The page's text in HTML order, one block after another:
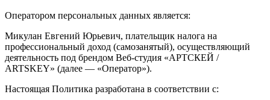
Оператором персональных данных является:
Микулан Евгений Юрьевич, плательщик налога на
профессиональный доход (самозанятый), осуществляющий
деятельность под брендом Веб-студия «АРТСКЕЙ /
ARTSKEY» (далее — «Оператор»).
Настоящая Политика разработана в соответствии с: